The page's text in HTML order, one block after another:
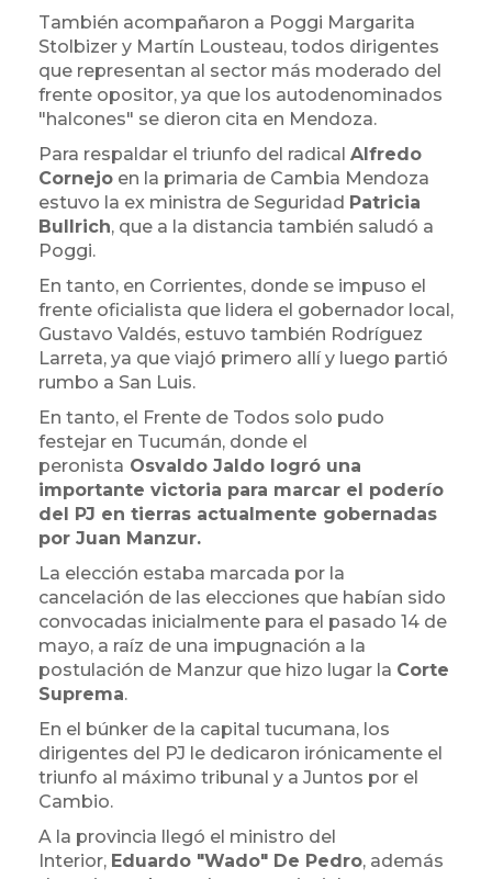
También acompañaron a Poggi Margarita
Stolbizer y Martín Lousteau, todos dirigentes
que representan al sector más moderado del
frente opositor, ya que los autodenominados
"halcones" se dieron cita en Mendoza.
Para respaldar el triunfo del radical Alfredo
Cornejo en la primaria de Cambia Mendoza
estuvo la ex ministra de Seguridad Patricia
Bullrich, que a la distancia también saludó a
Poggi.
En tanto, en Corrientes, donde se impuso el
frente oficialista que lidera el gobernador local,
Gustavo Valdés, estuvo también Rodríguez
Larreta, ya que viajó primero allí y luego partió
rumbo a San Luis.
En tanto, el Frente de Todos solo pudo
festejar en Tucumán, donde el
peronista Osvaldo Jaldo logró una
importante victoria para marcar el poderío
del PJ en tierras actualmente gobernadas
por Juan Manzur.
La elección estaba marcada por la
cancelación de las elecciones que habían sido
convocadas inicialmente para el pasado 14 de
mayo, a raíz de una impugnación a la
postulación de Manzur que hizo lugar la Corte
Suprema.
En el búnker de la capital tucumana, los
dirigentes del PJ le dedicaron irónicamente el
triunfo al máximo tribunal y a Juntos por el
Cambio.
A la provincia llegó el ministro del
Interior, Eduardo "Wado" De Pedro, además